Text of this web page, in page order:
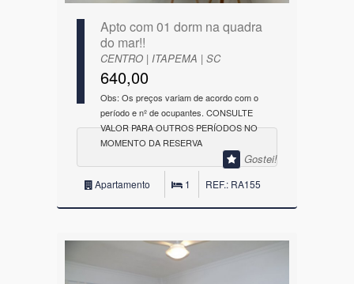
Apto com 01 dorm na quadra
do mar!!
CENTRO | ITAPEMA | SC
640,00
Obs: Os preços variam de acordo com o
período e nº de ocupantes. CONSULTE
VALOR PARA OUTROS PERÍODOS NO
MOMENTO DA RESERVA
Gostei!
Apartamento 1 REF.: RA155